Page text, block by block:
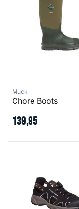
Muck
Chore Boots
139,95